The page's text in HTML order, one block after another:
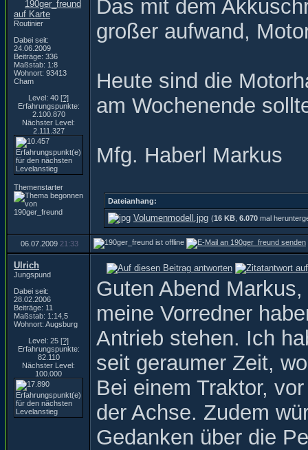
Routinier
Dabei seit:
24.06.2009
Beiträge: 336
Maßstab: 1:8
Wohnort: 93413
Cham
Level: 40 [?]
Erfahrungspunkte:
2.100.870
Nächster Level:
2.111.327
Themenstarter
Das mit dem
großer aufwand,
Heute sind die
am Wochenende
Mfg. Haberl Markus
Dateianhang:
Volumenmodell.jpg (16 KB 6.070 mal
06.07.2009 21:33
Ulrich
Jungspund
Dabei seit:
28.02.2006
Beiträge: 11
Maßstab: 1:14,5
Wohnort: Augsburg
Level: 25 [?]
Erfahrungspunkte:
82.110
Nächster Level:
100.000
Guten Abend Markus,
meine Vorredner
Antrieb stehen. Ich
seit geraumer Zeit,
Bei einem Traktor,
der Achse. Zudem
Gedanken über die